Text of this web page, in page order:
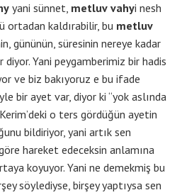
yani sünnet, metluv vahyi nesh
ortadan kaldırabilir, bu metluv
gününün, süresinin nereye kadar
Yani peygamberimiz bir hadis
ve biz bakıyoruz e bu ifade
bir ayet var, diyor ki “yok aslında
o ters gördüğün ayetin
bildiriyor, yani artık sen
hareket edeceksin anlamına
koyuyor. Yani ne demekmiş bu
söylediyse, birşey yaptıysa sen